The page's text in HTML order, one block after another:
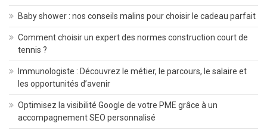
Baby shower : nos conseils malins pour choisir le cadeau parfait
Comment choisir un expert des normes construction court de
tennis ?
Immunologiste : Découvrez le métier, le parcours, le salaire et
les opportunités d’avenir
Optimisez la visibilité Google de votre PME grâce à un
accompagnement SEO personnalisé